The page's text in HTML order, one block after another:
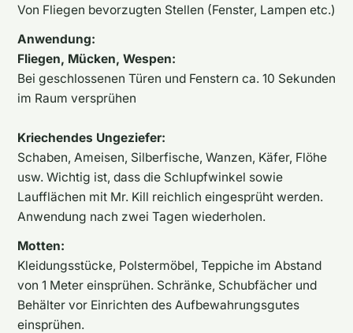
Von Fliegen bevorzugten Stellen (Fenster, Lampen etc.)
Anwendung:
Fliegen, Mücken, Wespen:
Bei geschlossenen Türen und Fenstern ca. 10 Sekunden
im Raum versprühen
Kriechendes Ungeziefer:
Schaben, Ameisen, Silberfische, Wanzen, Käfer, Flöhe
usw. Wichtig ist, dass die Schlupfwinkel sowie
Laufflächen mit Mr. Kill reichlich eingesprüht werden.
Anwendung nach zwei Tagen wiederholen.
Motten:
Kleidungsstücke, Polstermöbel, Teppiche im Abstand
von 1 Meter einsprühen. Schränke, Schubfächer und
Behälter vor Einrichten des Aufbewahrungsgutes
einsprühen.